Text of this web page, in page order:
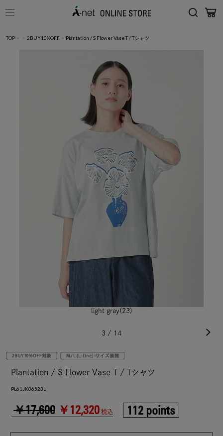
TOP > > 2BUY10%OFF > Plantation / S Flower Vase T / Tシャツ
light gray(23)
3 / 14
Plantation / S Flower Vase T / Tシャツ
PL61JK06523L
￥17,600 ￥12,320 税込 112 points